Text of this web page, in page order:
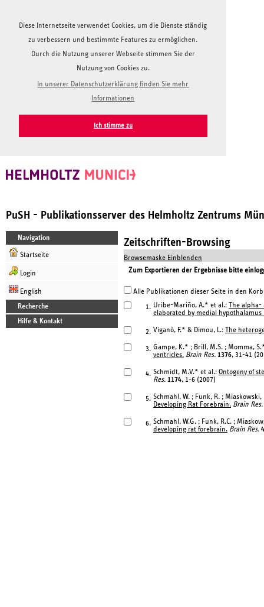
Diese Internetseite verwendet Cookies, um die Dienste ständig
zu verbessern und bestimmte Features zu ermöglichen.
Durch die Nutzung unserer Webseite stimmen Sie der
Nutzung von Cookies zu.
In unserer Datenschutzerklärung finden Sie mehr
Informationen
Ich stimme zu
PuSH - Publikationsserver des Helmholtz Zentrums
Navigation
Startseite
Login
English
Recherche
Hilfe & Kontakt
Zeitschriften-Browsing
Browsemaske Einblenden
Zum Exportieren der Ergebnisse bitte
Alle Publikationen dieser Seite in den
1. Uribe-Mariño, A.* et al.: The alpha-
elaborated by medial hypothalamus
2. Viganò, F.* & Dimou, L.: The
3. Gampe, K.* ; Brill, M.S. ; Momma,
ventricles. Brain Res. 1376, 31-41
4. Schmidt, M.V.* et al.: Ontogeny of
Res. 1174, 1-6 (2007)
5. Schmahl, W. ; Funk, R. ;
Developing Rat Forebrain. Brain Res.
6. Schmahl, W.G. ; Funk, R.C. ;
developing rat forebrain. Brain Res.